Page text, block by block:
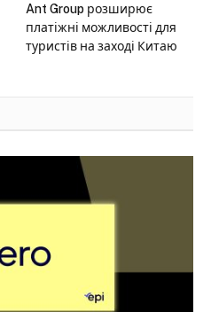
Ant Group розширює
платіжні можливості для
туристів на заході Китаю